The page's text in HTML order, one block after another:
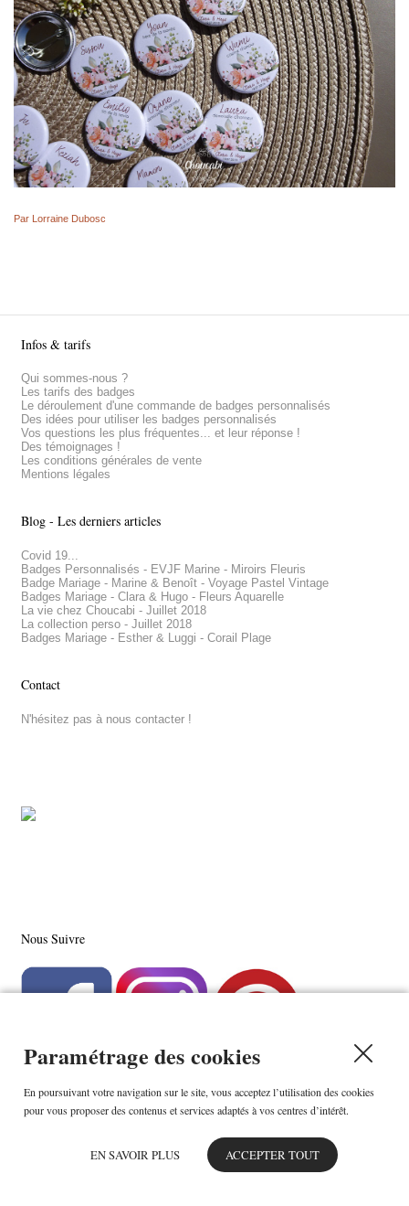
Par Lorraine Dubosc
Infos & tarifs
Qui sommes-nous ?
Les tarifs des badges
Le déroulement d'une commande de badges personnalisés
Des idées pour utiliser les badges personnalisés
Vos questions les plus fréquentes... et leur réponse !
Des témoignages !
Les conditions générales de vente
Mentions légales
Blog - Les derniers articles
Covid 19...
Badges Personnalisés - EVJF Marine - Miroirs Fleuris
Badge Mariage - Marine & Benoît - Voyage Pastel Vintage
Badges Mariage - Clara & Hugo - Fleurs Aquarelle
La vie chez Choucabi - Juillet 2018
La collection perso - Juillet 2018
Badges Mariage - Esther & Luggi - Corail Plage
Contact
N'hésitez pas à nous contacter !
Nous Suivre
Choucailloubijoux (Micro BIC) - n° SIRET : 512 222 100 00012 - Lundi-
Vendredi : 10h-19h - 59 rue de Chateaudun - 75009 - Paris - France -
Paramétrage des cookies
En poursuivant votre navigation sur le site, vous acceptez l’utilisation des cookies
pour vous proposer des contenus et services adaptés à vos centres d’intérêt.
EN SAVOIR PLUS ACCEPTER TOUT